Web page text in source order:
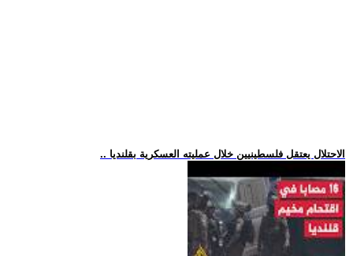
.. الاحتلال يعتقل فلسطينيين خلال عمليته العسكرية بقلنديا